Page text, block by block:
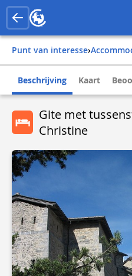
Punt van interesse›
Beschrijving Kaart
Gite met
Christine